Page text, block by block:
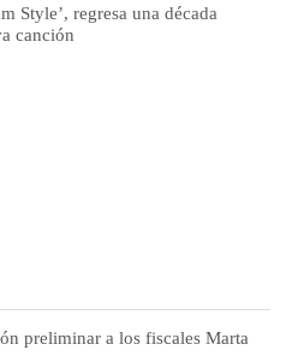
Style’, regresa una década
canción
preliminar a los fiscales Marta